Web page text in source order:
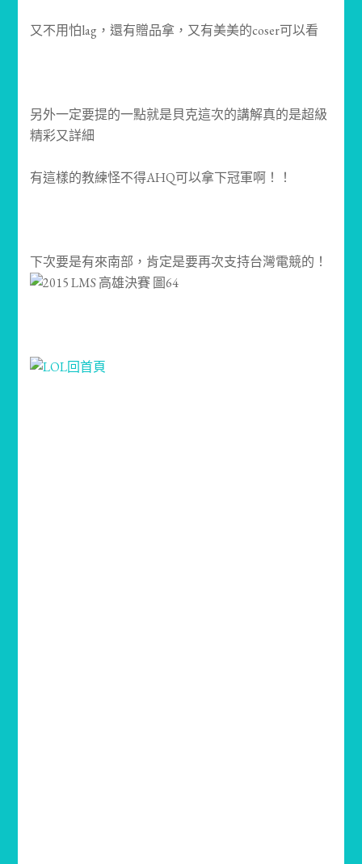
又不用怕lag，還有贈品拿，又有美美的coser可以看
另外一定要提的一點就是貝克這次的講解真的是超級
精彩又詳細
有這樣的教練怪不得AHQ可以拿下冠軍啊！！
下次要是有來南部，肯定是要再次支持台灣電競的！